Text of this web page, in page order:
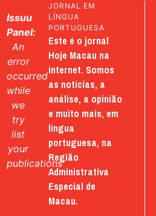
Issuu
Panel:
An
error
occurred
while
we
try
list
your
publications
JORNAL EM
LÍNGUA
PORTUGUESA
Este é o jornal
Hoje Macau na
internet. Somos
as notícias, a
análise, a opinião
e muito mais, em
língua
portuguesa, na
Região
Administrativa
Especial de
Macau.